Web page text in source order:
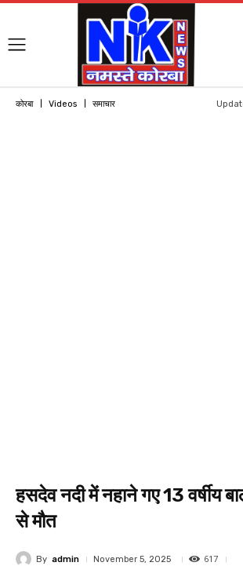
कोरबा Videos समाचार
हसदेव नदी में नहाने गए 13 वर्षीय
से मौत
By admin November 5, 2025 617